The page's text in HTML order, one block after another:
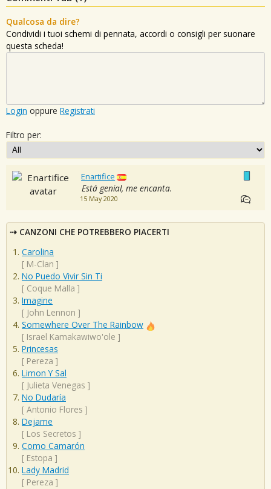
Qualcosa da dire?
Condividi i tuoi schemi di pennata, accordi o consigli per suonare
questa scheda!
Login oppure Registrati
Filtro per:
Enartifice
Está genial, me encanta.
15 May 2020
CANZONI CHE POTREBBERO PIACERTI
Carolina
[ M-Clan ]
No Puedo Vivir Sin Ti
[ Coque Malla ]
Imagine
[ John Lennon ]
Somewhere Over The Rainbow
[ Israel Kamakawiwo'ole ]
Princesas
[ Pereza ]
Limon Y Sal
[ Julieta Venegas ]
No Dudaría
[ Antonio Flores ]
Dejame
[ Los Secretos ]
Como Camarón
[ Estopa ]
Lady Madrid
[ Pereza ]